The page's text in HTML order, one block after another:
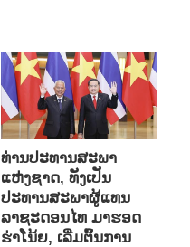
ທ່ານປະທານສະພາ
ແຫ່ງຊາດ, ທັງເປັນ
ປະທານສະພາຜູ້ແທນ
ລາຊະດອນໄທ ມາຮອດ
ຮ່າໂນ້ຍ, ເລີ່ມຕົ້ນການ